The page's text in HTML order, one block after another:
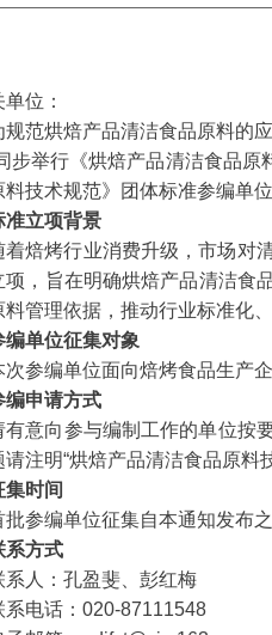
位：
规范烘焙产品清洁食品原料的
步举行《烘焙产品清洁食品
料技术规范》团体标准参编单
准立项背景
着焙烤行业消费升级，市场对
项，旨在明确烘焙产品清洁食
料管理依据，推动行业标准化
编单位征集对象
次参编单位面向焙烤食品生产
编申请方式
有意向参与编制工作的单位按
请注明“烘焙产品清洁食品原料
集时间
批参编单位征集自本通知发布
系方式
系人：孔盈斐、彭红梅
系电话：020-87111548